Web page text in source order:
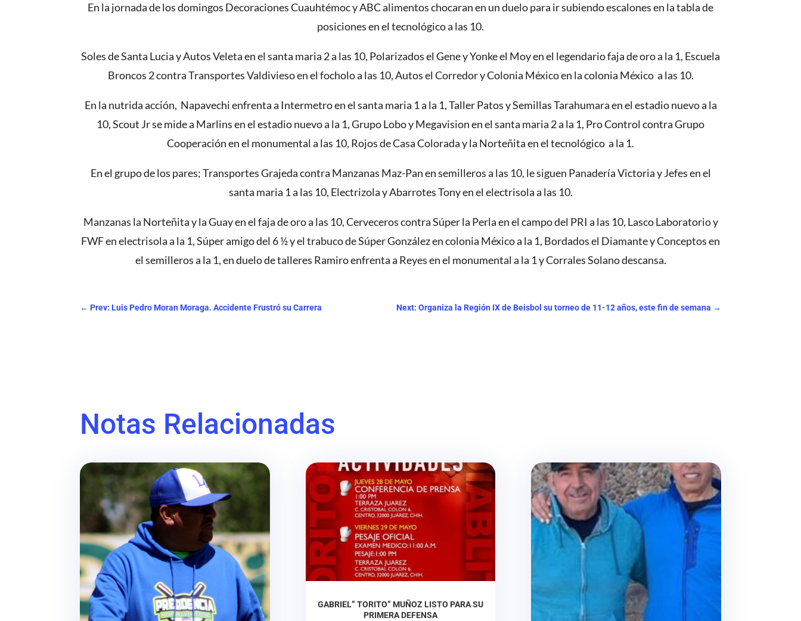
En la jornada de los domingos Decoraciones Cuauhtémoc y ABC alimentos chocaran en un duelo para ir subiendo escalones en la tabla de
posiciones en el tecnológico a las 10.
Soles de Santa Lucia y Autos Veleta en el santa maria 2 a las 10, Polarizados el Gene y Yonke el Moy en el legendario faja de oro a la 1, Escuela
Broncos 2 contra Transportes Valdivieso en el focholo a las 10, Autos el Corredor y Colonia México en la colonia México a las 10.
En la nutrida acción, Napavechi enfrenta a Intermetro en el santa maria 1 a la 1, Taller Patos y Semillas Tarahumara en el estadio nuevo a la
10, Scout Jr se mide a Marlins en el estadio nuevo a la 1, Grupo Lobo y Megavision en el santa maria 2 a la 1, Pro Control contra Grupo
Cooperación en el monumental a las 10, Rojos de Casa Colorada y la Norteñita en el tecnológico a la 1.
En el grupo de los pares; Transportes Grajeda contra Manzanas Maz-Pan en semilleros a las 10, le siguen Panadería Victoria y Jefes en el
santa maria 1 a las 10, Electrizola y Abarrotes Tony en el electrisola a las 10.
Manzanas la Norteñita y la Guay en el faja de oro a las 10, Cerveceros contra Súper la Perla en el campo del PRI a las 10, Lasco Laboratorio y
FWF en electrisola a la 1, Súper amigo del 6 ½ y el trabuco de Súper González en colonia México a la 1, Bordados el Diamante y Conceptos en
el semilleros a la 1, en duelo de talleres Ramiro enfrenta a Reyes en el monumental a la 1 y Corrales Solano descansa.
← Prev: Luis Pedro Moran Moraga. Accidente Frustró su Carrera →
Notas Relacionadas
GABRIEL” TORITO” MUÑOZ LISTO PARA SU
PRIMERA DEFENSA